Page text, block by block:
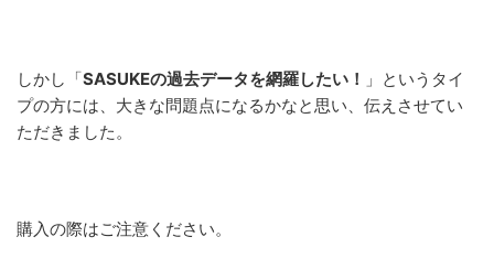
しかし「SASUKEの過去データを網羅したい！ 」というタイ
プの方には、大きな問題点になるかなと思い、伝えさせてい
ただきました。
購入の際はご注意ください。